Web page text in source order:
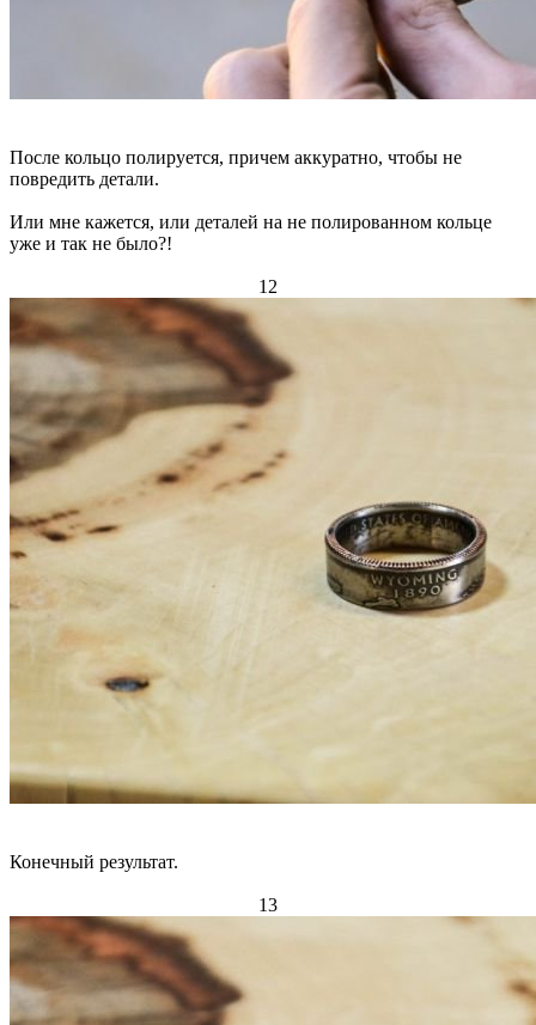
После кольцо полируется, причем аккуратно, чтобы не
повредить детали.
Или мне кажется, или деталей на не полированном кольце
уже и так не было?!
12
Конечный результат.
13